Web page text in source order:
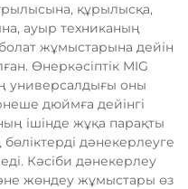
құрылысқа,
ауыр техниканың
жұмыстарына дейін
Өнеркәсіптік MIG
универсалдығы оны
дюймға дейінгі
ішінде жұқа парақты
дәнекерлеуге
Кәсіби дәнекерлеу
жөндеу жұмыстары өз